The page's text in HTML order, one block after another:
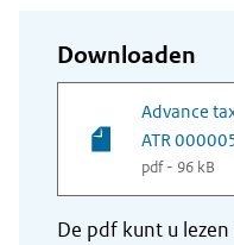
Downloaden
Advance
ATR
pdf - 96 kB
De pdf kunt u